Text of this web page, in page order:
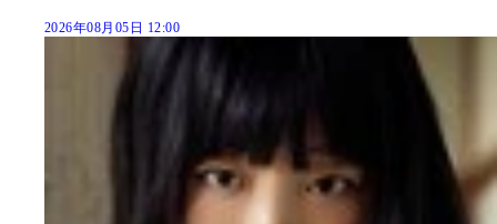
2026年08月05日 12:00